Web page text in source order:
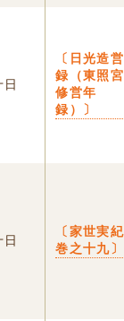
〔日光造営
録（東照宮
修営年
録）〕
〔家世実紀
巻之十九〕